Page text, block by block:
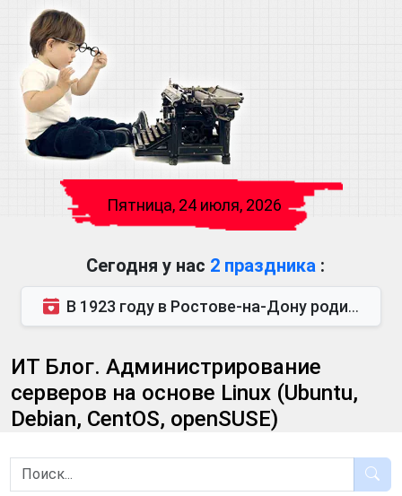
Пятница, 24 июля, 2026
Сегодня у нас 2 праздника :
В 1923 году в Ростове-на-Дону родился Виктор Михайлович Глушков. Под руководством Виктора Михайло...
ИТ Блог. Администрирование
серверов на основе Linux (Ubuntu,
Debian, CentOS, openSUSE)